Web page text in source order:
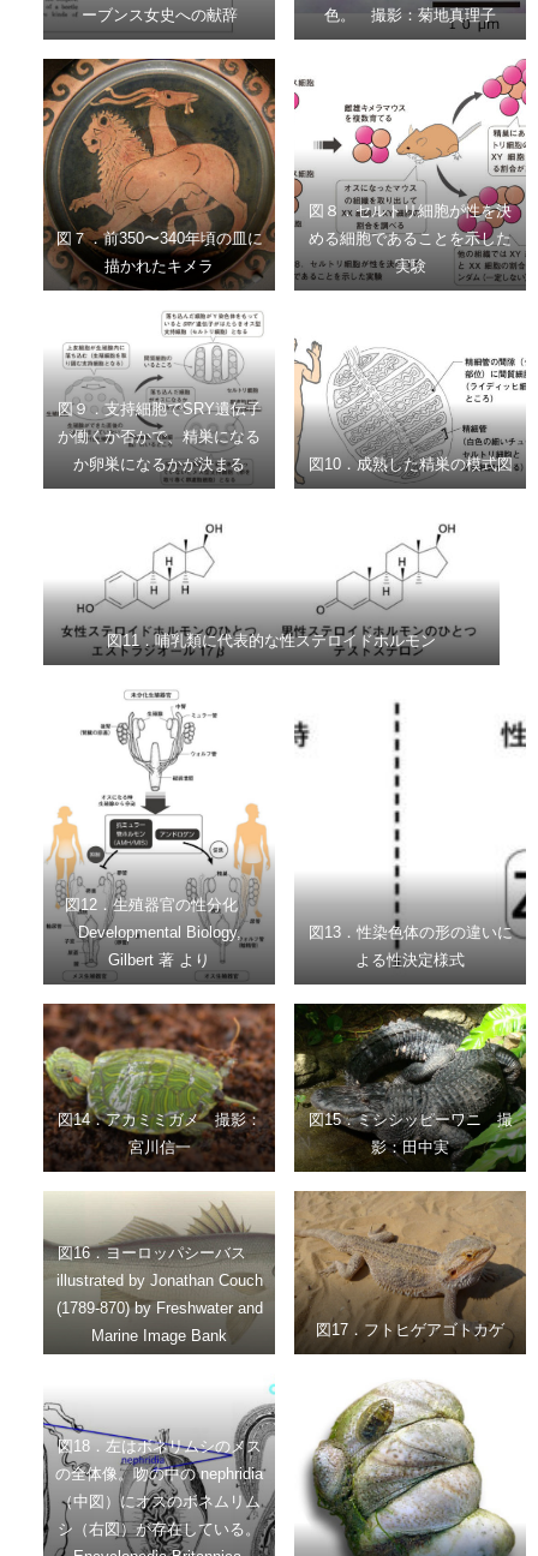
ーブンス女史への献辞
色。 撮影：菊地真理子
図７．前350〜340年頃の皿に
描かれたキメラ
図８．セルトリ細胞が性を決
める細胞であることを示した
実験
図９．支持細胞でSRY遺伝子
が働くか否かで、精巣になる
か卵巣になるかが決まる
図10．成熟した精巣の模式図
図11．哺乳類に代表的な性ステロイドホルモン
図12．生殖器官の性分化
Developmental Biology,
Gilbert 著 より
図13．性染色体の形の違いに
よる性決定様式
図14．アカミミガメ 撮影：
宮川信一
図15．ミシシッピーワニ 撮
影：田中実
図16．ヨーロッパシーバス
illustrated by Jonathan Couch
(1789-870) by Freshwater and
Marine Image Bank
図17．フトヒゲアゴトカゲ
図18．左はボネリムシのメス
の全体像。吻の中の nephridia
（中図）にオスのボネムリム
シ（右図）が存在している。